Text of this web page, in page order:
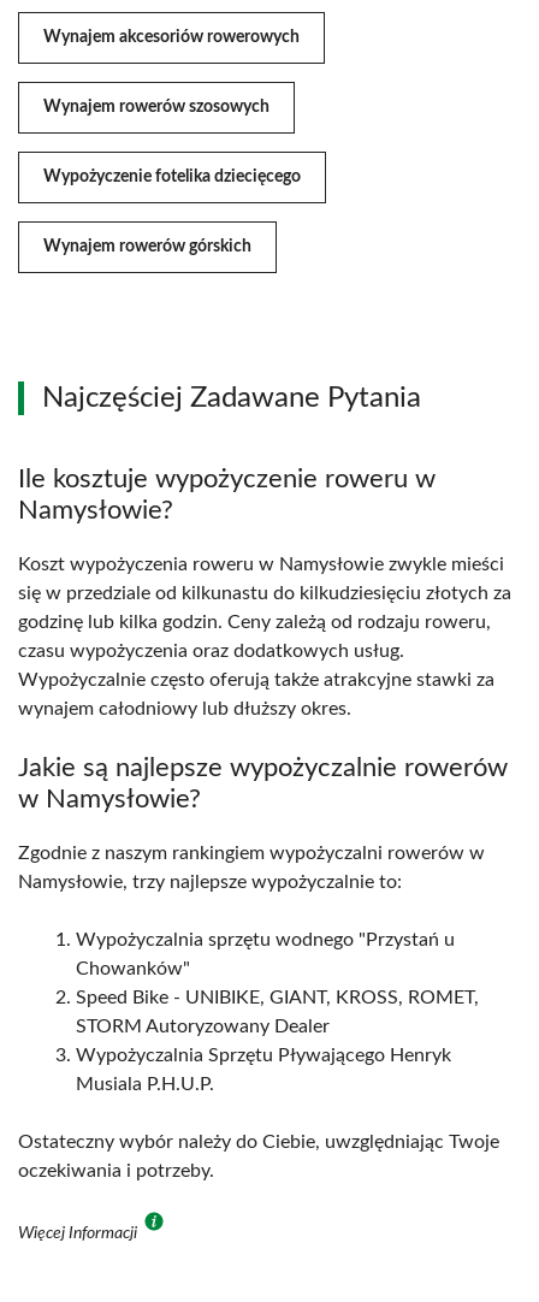
Wynajem akcesoriów rowerowych
Wynajem rowerów szosowych
Wypożyczenie fotelika dziecięcego
Wynajem rowerów górskich
Najczęściej Zadawane Pytania
Ile kosztuje wypożyczenie roweru w
Namysłowie?
Koszt wypożyczenia roweru w Namysłowie zwykle mieści
się w przedziale od kilkunastu do kilkudziesięciu złotych za
godzinę lub kilka godzin. Ceny zależą od rodzaju roweru,
czasu wypożyczenia oraz dodatkowych usług.
Wypożyczalnie często oferują także atrakcyjne stawki za
wynajem całodniowy lub dłuższy okres.
Jakie są najlepsze wypożyczalnie rowerów
w Namysłowie?
Zgodnie z naszym rankingiem wypożyczalni rowerów w
Namysłowie, trzy najlepsze wypożyczalnie to:
Wypożyczalnia sprzętu wodnego "Przystań u
Chowanków"
Speed Bike - UNIBIKE, GIANT, KROSS, ROMET,
STORM Autoryzowany Dealer
Wypożyczalnia Sprzętu Pływającego Henryk
Musiala P.H.U.P.
Ostateczny wybór należy do Ciebie, uwzględniając Twoje
oczekiwania i potrzeby.
Więcej Informacji